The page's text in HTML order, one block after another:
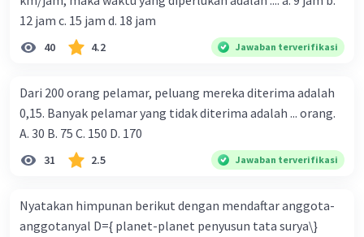
12 jam c. 15 jam d. 18 jam
40 4.2 Jawaban terverifikasi
Dari 200 orang pelamar, peluang mereka diterima adalah
0,15. Banyak pelamar yang tidak diterima adalah ... orang.
A. 30 B. 75 C. 150 D. 170
31 2.5 Jawaban terverifikasi
Nyatakan himpunan berikut dengan mendaftar anggota-
anggotanyal D={ planet-planet penyusun tata surya\}